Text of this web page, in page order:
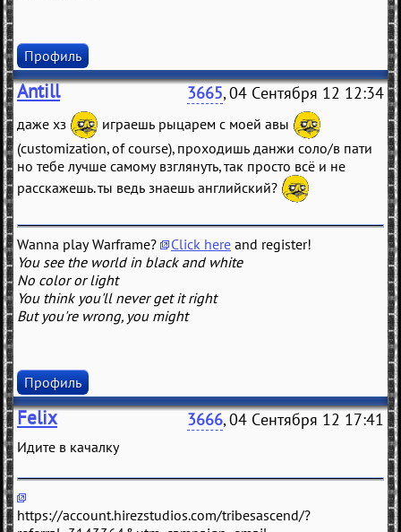
Профиль
Antill 3665, 04 Сентября 12 12:34
даже хз
играешь рыцарем с моей авы
(customization, of course), проходишь данжи соло/в пати
но тебе лучше самому взглянуть, так просто всё и не
расскажешь. ты ведь знаешь английский?
Wanna play Warframe? Click here and register!
You see the world in black and white
No color or light
You think you'll never get it right
But you're wrong, you might
Профиль
Felix 3666, 04 Сентября 12 17:41
Идите в качалку
https://account.hirezstudios.com/tribesascend/?